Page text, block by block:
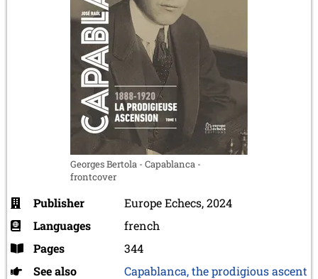
Georges Bertola - Capablanca -
frontcover
Publisher
Europe Echecs, 2024
Languages
french
Pages
344
See also
Capablanca, the prodigious ascent